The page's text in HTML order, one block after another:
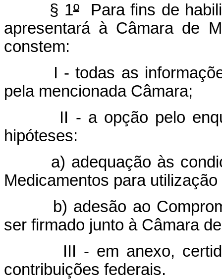
§ 1ºPara fins de
apresentará à Câmara de
constem:
I - todas as informações
pela mencionada Câmara;
II - a opção pelo
hipóteses:
a) adequação às
Medicamentos para
b) adesão ao
ser firmado junto à Câmara
III - em anexo, certidão
contribuições federais.